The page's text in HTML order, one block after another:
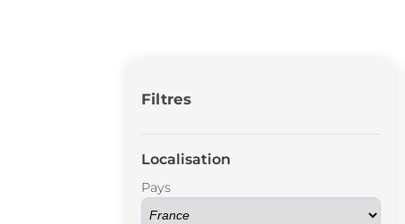
Filtres
Localisation
Pays